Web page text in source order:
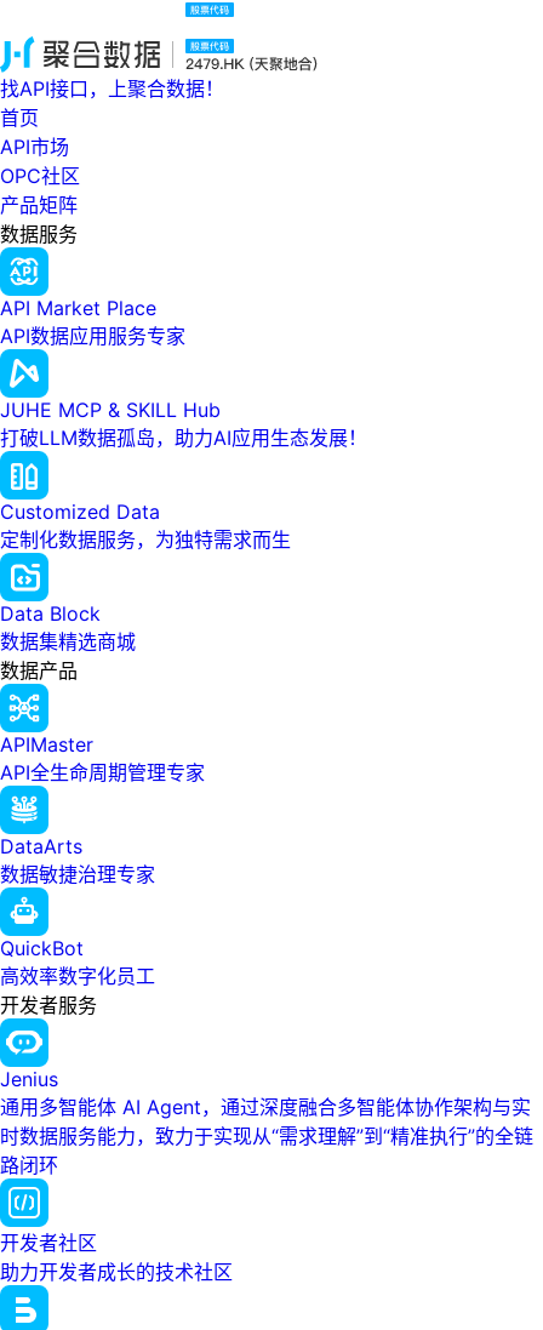
找API接口，上聚合数据！
首页
API市场
OPC社区
产品矩阵
数据服务
API Market Place
API数据应用服务专家
JUHE MCP & SKILL Hub
打破LLM数据孤岛，助力AI应用生态发展！
Customized Data
定制化数据服务，为独特需求而生
Data Block
数据集精选商城
数据产品
APIMaster
API全生命周期管理专家
DataArts
数据敏捷治理专家
QuickBot
高效率数字化员工
开发者服务
Jenius
通用多智能体 AI Agent，通过深度融合多智能体协作架构与实
时数据服务能力，致力于实现从“需求理解”到“精准执行”的全链
路闭环
开发者社区
助力开发者成长的技术社区